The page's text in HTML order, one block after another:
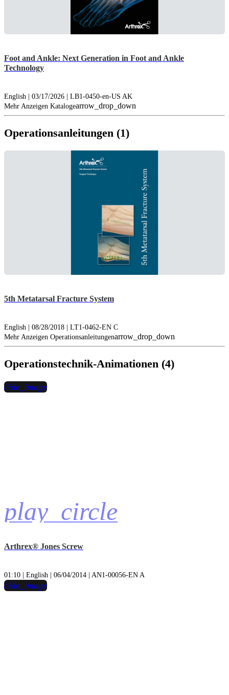
Foot and Ankle: Next Generation in Foot and Ankle
Technology
English | 03/17/2026 | LB1-0450-en-US AK
Mehr Anzeigen Katalogearrow_drop_down
Operationsanleitungen (1)
5th Metatarsal Fracture System
English | 08/28/2018 | LT1-0462-EN C
Mehr Anzeigen Operationsanleitungenarrow_drop_down
Operationstechnik-Animationen (4)
play_circle
hide_image
Arthrex® Jones Screw
01:10 | English | 06/04/2014 | AN1-00056-EN A
hide_image